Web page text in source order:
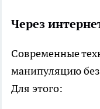
Через
Современные
манипуляцию без
Для этого: